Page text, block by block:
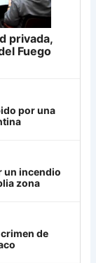
19
19
19
privada,
Fuego
por una
un incendio
zona
de